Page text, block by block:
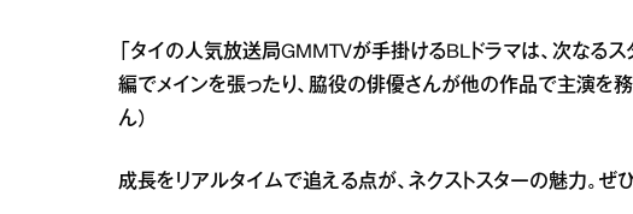
「タイの人気放送局GMMTVが手掛けるBLドラマは、次なる
編でメインを張ったり、脇役の俳優さんが他の作品で主演を
ん）
成長をリアルタイムで追える点が、ネクストスターの魅力。ぜ